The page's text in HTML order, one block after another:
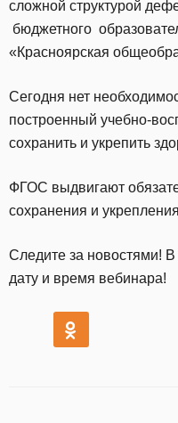
сложной структурой
бюджетного
«Красноярская
Сегодня нет
построенный учебно-
сохранить и укрепить
ФГОС выдвигают
сохранения и
Следите за новостями!
дату и время вебинара!